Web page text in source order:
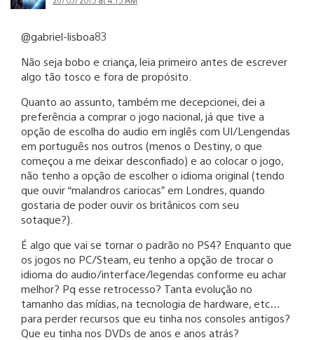
@gabriel-lisboa83
Não seja bobo e criança, leia primeiro antes de escrever
algo tão tosco e fora de propósito.
Quanto ao assunto, também me decepcionei, dei a
preferência a comprar o jogo nacional, já que tive a
opção de escolha do audio em inglês com UI/Lengendas
em português nos outros (menos o Destiny, o que
começou a me deixar desconfiado) e ao colocar o jogo,
não tenho a opção de escolher o idioma original (tendo
que ouvir “malandros cariocas” em Londres, quando
gostaria de poder ouvir os britânicos com seu
sotaque?).
É algo que vai se tornar o padrão no PS4? Enquanto que
os jogos no PC/Steam, eu tenho a opção de trocar o
idioma do audio/interface/legendas conforme eu achar
melhor? Pq esse retrocesso? Tanta evolução no
tamanho das mídias, na tecnologia de hardware, etc…
para perder recursos que eu tinha nos consoles antigos?
Que eu tinha nos DVDs de anos e anos atrás?